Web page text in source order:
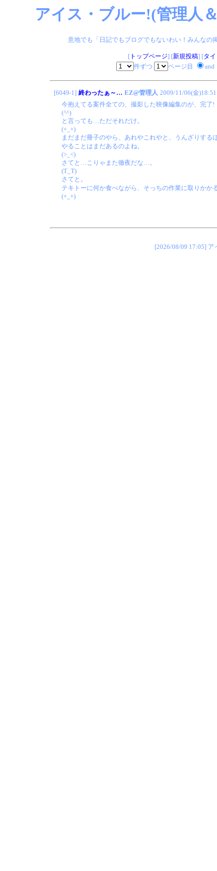
アイス・ブルー!(管理人
意地でも「日記でもブログでもないわい！みんなの
[トップページ] [新規投稿] [タ
件ずつ
ページ目 and
[6049-1] 終わったぁ～… EZ@管理人 2009/11/06(金)18:51
今抱えてる案件全ての、撮影した映像編集のが、完了!
(^^)
と言っても…ただそれだけ。
(+_+)
まだまだ冊子のやら、あれやこれやと、うんざりする
やることはまだあるのよね。
(>_<)
さてと…こりゃまた徹夜だな…。
(T_T)
さてと。
テキトーに何か食べながら、そっちの作業に取りかか
(+_+)
[2026/08/09 17:05]